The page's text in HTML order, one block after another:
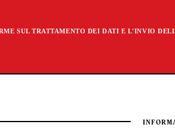
SUL TRATTAMENTO DEI DATI E L'INVIO